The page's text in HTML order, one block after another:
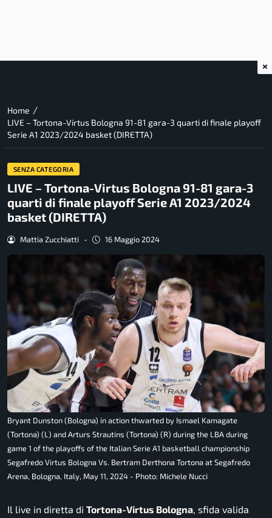
Home /
LIVE – Tortona-Virtus Bologna 91-81 gara-3 quarti di finale playoff
Serie A1 2023/2024 basket (DIRETTA)
SENZA CATEGORIA
LIVE – Tortona-Virtus Bologna 91-81 gara-3
quarti di finale playoff Serie A1 2023/2024
basket (DIRETTA)
Mattia Zucchiatti - 16 Maggio 2024
Bryant Dunston (Bologna) in action thwarted by Ismael Kamagate
(Tortona) (L) and Arturs Strautins (Tortona) (R) during the LBA during
game 1 of the playoffs of the Italian Serie A1 basketball championship
Segafredo Virtus Bologna Vs. Bertram Derthona Tortona at Segafredo
Arena, Bologna, Italy, May 11, 2024 - Photo: Michele Nucci
Il live in diretta di Tortona-Virtus Bologna, sfida valida
×